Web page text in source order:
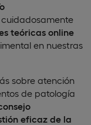
teóricas online
en nuestras
sobre atención
de patología
eficaz de la